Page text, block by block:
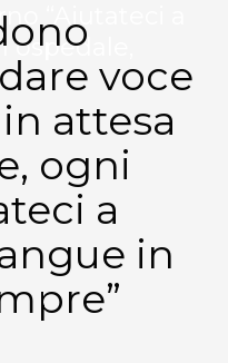
“Aiutateci a
voce
attesa
ogni
a
in